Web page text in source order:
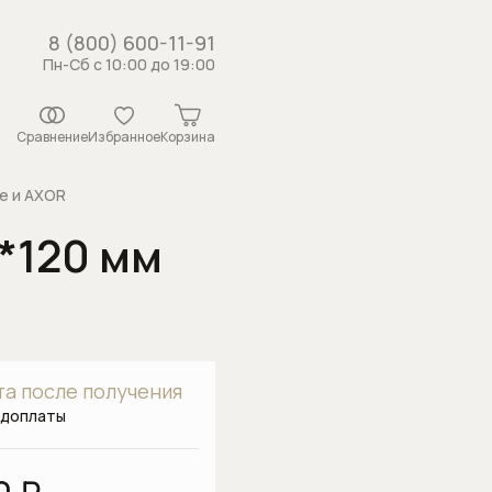
8 (800) 600-11-91
Пн-Сб с 10:00 до 19:00
СравнениеИзбранноеКорзина
и AXOR
мм
после получения